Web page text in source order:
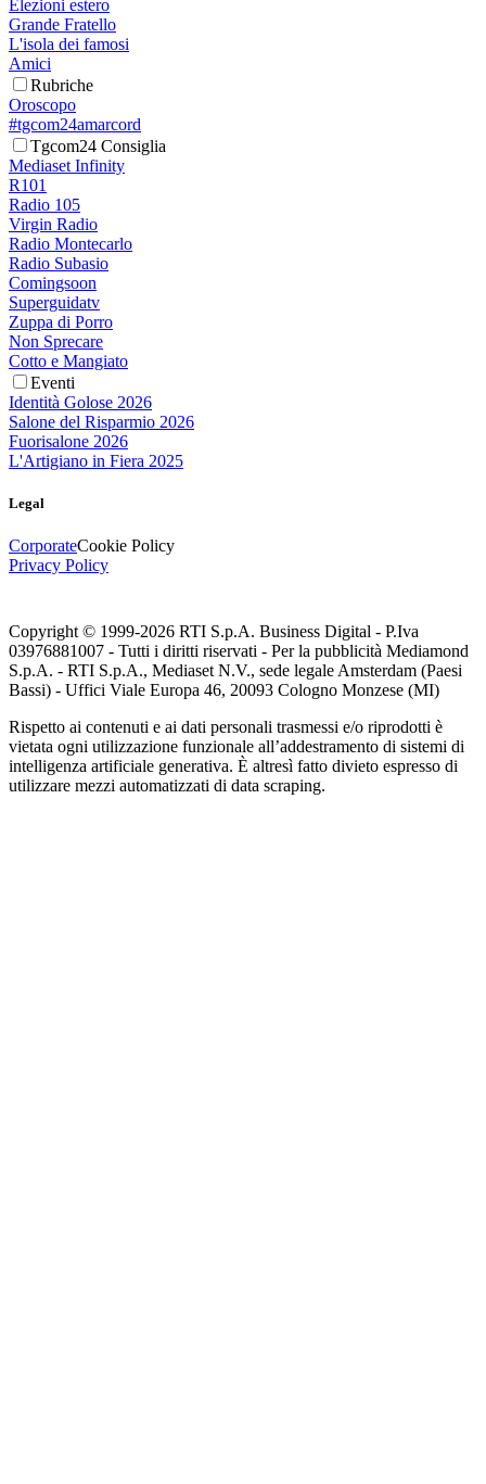
Elezioni estero
Grande Fratello
L'isola dei famosi
Amici
Rubriche
Oroscopo
#tgcom24amarcord
Tgcom24 Consiglia
Mediaset Infinity
R101
Radio 105
Virgin Radio
Radio Montecarlo
Radio Subasio
Comingsoon
Superguidatv
Zuppa di Porro
Non Sprecare
Cotto e Mangiato
Eventi
Identità Golose 2026
Salone del Risparmio 2026
Fuorisalone 2026
L'Artigiano in Fiera 2025
Legal
CorporateCookie Policy
Privacy Policy
Copyright © 1999-2026 RTI S.p.A. Business Digital - P.Iva
03976881007 - Tutti i diritti riservati - Per la pubblicità Mediamond
S.p.A. - RTI S.p.A., Mediaset N.V., sede legale Amsterdam (Paesi
Bassi) - Uffici Viale Europa 46, 20093 Cologno Monzese (MI)
Rispetto ai contenuti e ai dati personali trasmessi e/o riprodotti è
vietata ogni utilizzazione funzionale all’addestramento di sistemi di
intelligenza artificiale generativa. È altresì fatto divieto espresso di
utilizzare mezzi automatizzati di data scraping.